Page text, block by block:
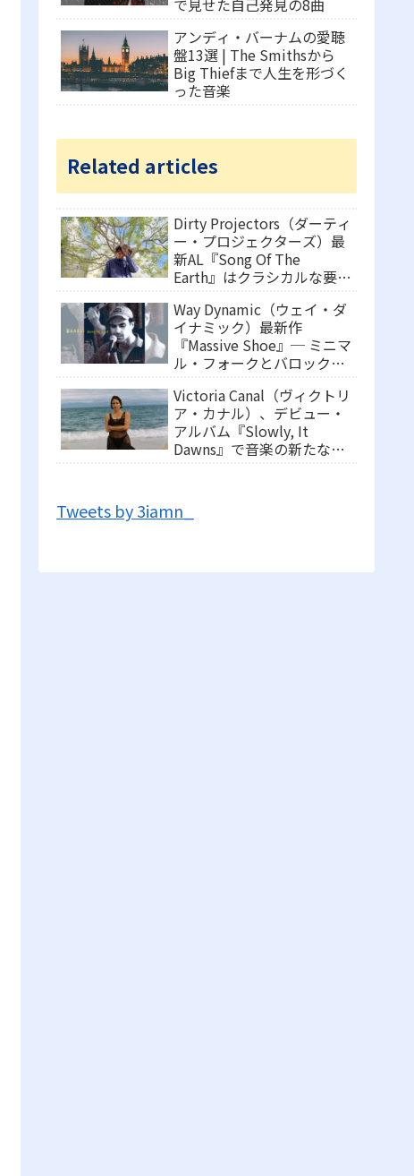
で見せた自己発見の8曲
アンディ・バーナムの愛聴
盤13選 | The Smithsから
Big Thiefまで人生を形づく
った音楽
Related articles
Dirty Projectors（ダーティ
ー・プロジェクターズ）最
新AL『Song Of The
Earth』はクラシカルな要素
Way Dynamic（ウェイ・ダ
イナミック）最新作
『Massive Shoe』─ ミニマ
ル・フォークとバロック・
険
Victoria Canal（ヴィクトリ
ア・カナル）、デビュー・
アルバム『Slowly, It
Dawns』で音楽の新たな地
Tweets by 3iamn_